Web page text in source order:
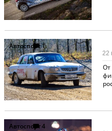
Автоспорт1
От
22
Автоспорт4